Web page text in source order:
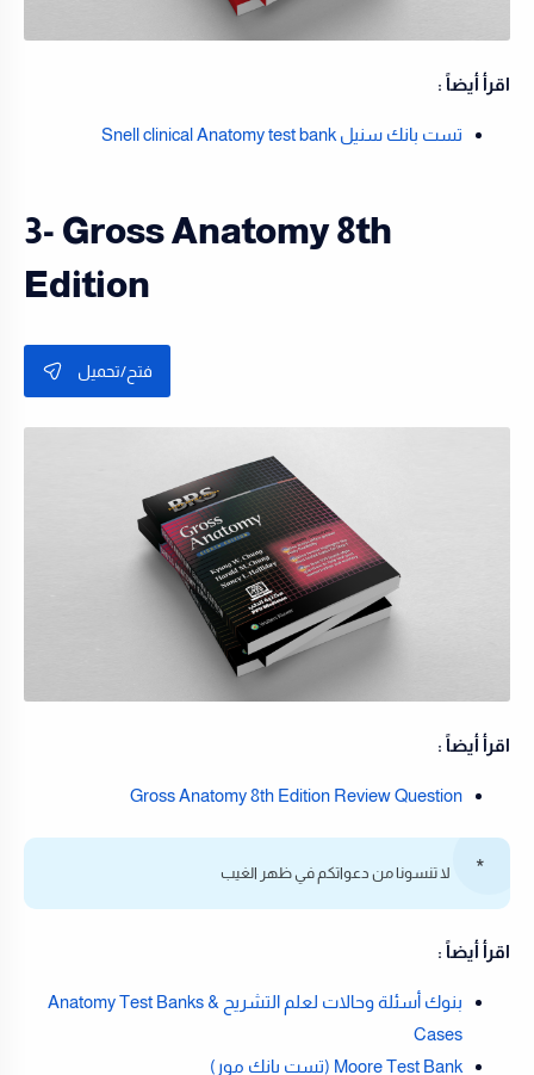
اقرأ أيضاً :
تست بانك سنيل Snell clinical Anatomy test bank
3- Gross Anatomy 8th
Edition
فتح/تحميل
اقرأ أيضاً :
Gross Anatomy 8th Edition Review Question
لا تنسونا من دعواتكم في ظهر الغيب
اقرأ أيضاً :
بنوك أسئلة وحالات لعلم التشريح Anatomy Test Banks &
Cases
Moore Test Bank (تست بانك مور)